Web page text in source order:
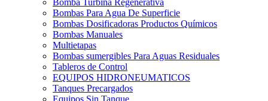
Bomba Turbina Regenerativa
Bombas Para Agua De Superficie
Bombas Dosificadoras Productos Químicos
Bombas Manuales
Multietapas
Bombas sumergibles Para Aguas Residuales
Tableros de Control
EQUIPOS HIDRONEUMATICOS
Tanques Precargados
Equipos Sin Tanque